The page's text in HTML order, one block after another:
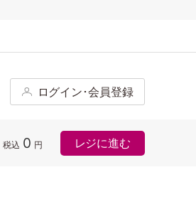
ログイン･会員登録
税込 0 円 レジに進む